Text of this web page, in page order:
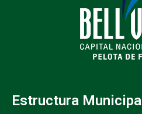
Estructura Municipal